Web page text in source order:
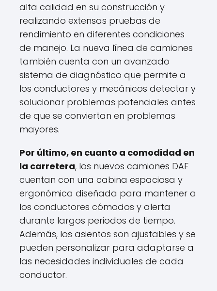
alta calidad en su construcción y
realizando extensas pruebas de
rendimiento en diferentes condiciones
de manejo. La nueva línea de camiones
también cuenta con un avanzado
sistema de diagnóstico que permite a
los conductores y mecánicos detectar y
solucionar problemas potenciales antes
de que se conviertan en problemas
mayores.
Por último, en cuanto a comodidad en
la carretera, los nuevos camiones DAF
cuentan con una cabina espaciosa y
ergonómica diseñada para mantener a
los conductores cómodos y alerta
durante largos periodos de tiempo.
Además, los asientos son ajustables y se
pueden personalizar para adaptarse a
las necesidades individuales de cada
conductor.